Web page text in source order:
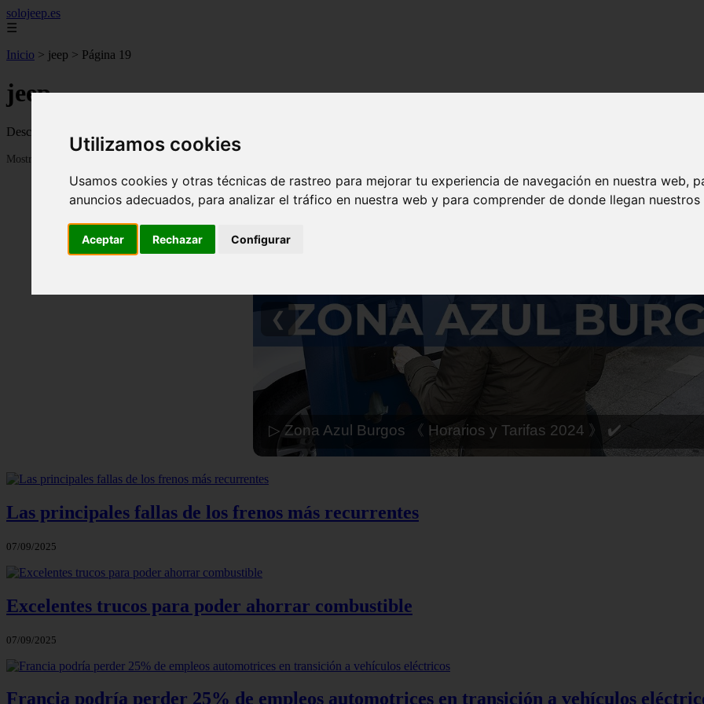
Utilizamos cookies
Usamos cookies y otras técnicas de rastreo para mejorar tu experiencia de navegación en nuestra web,
anuncios adecuados, para analizar el tráfico en nuestra web y para comprender de donde llegan
Aceptar Rechazar Configurar
solojeep.es
☰
Inicio > jeep > Página 19
jeep
Descubre todas las noticias de la categoría jeep. Artículos actualizados y contenido de calidad en solojeep.es.
Mostrando 433 - 456 de 3332 artículos
▷ Zona Azul Córdoba 《 Horarios y Tarifas 2024 》 ✔️
❮
Las principales fallas de los frenos más recurrentes
07/09/2025
Excelentes trucos para poder ahorrar combustible
07/09/2025
Francia podría perder 25% de empleos automotrices en transición a vehículos